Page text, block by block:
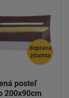
doprava
zdarma
posteľ
200x90cm